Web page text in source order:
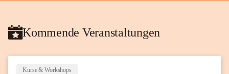
Kommende Veranstaltungen
Kurse & Workshops